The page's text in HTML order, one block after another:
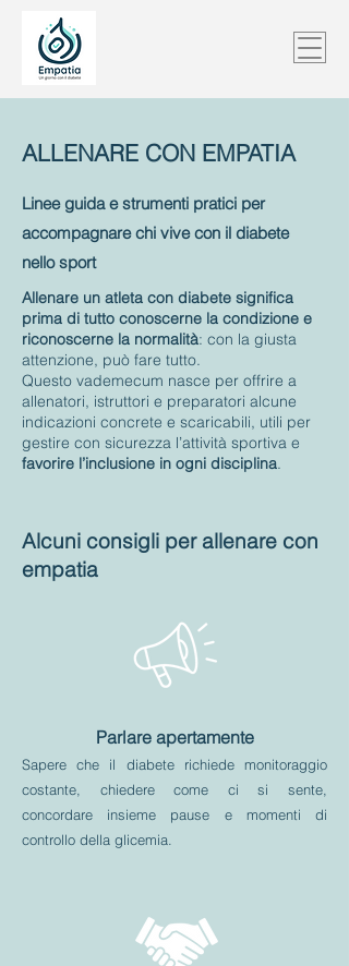
ALLENARE CON EMPATIA
Linee guida e strumenti pratici per
accompagnare chi vive con il diabete
nello sport
Allenare un atleta con diabete significa
prima di tutto conoscerne la condizione e
riconoscerne la normalità: con la giusta
attenzione, può fare tutto.
Questo vademecum nasce per offrire a
allenatori, istruttori e preparatori alcune
indicazioni concrete e scaricabili, utili per
gestire con sicurezza l’attività sportiva e
favorire l’inclusione in ogni disciplina.
Alcuni consigli per allenare con
empatia
Parlare apertamente
Sapere che il diabete richiede monitoraggio
costante, chiedere come ci si sente,
concordare insieme pause e momenti di
controllo della glicemia.